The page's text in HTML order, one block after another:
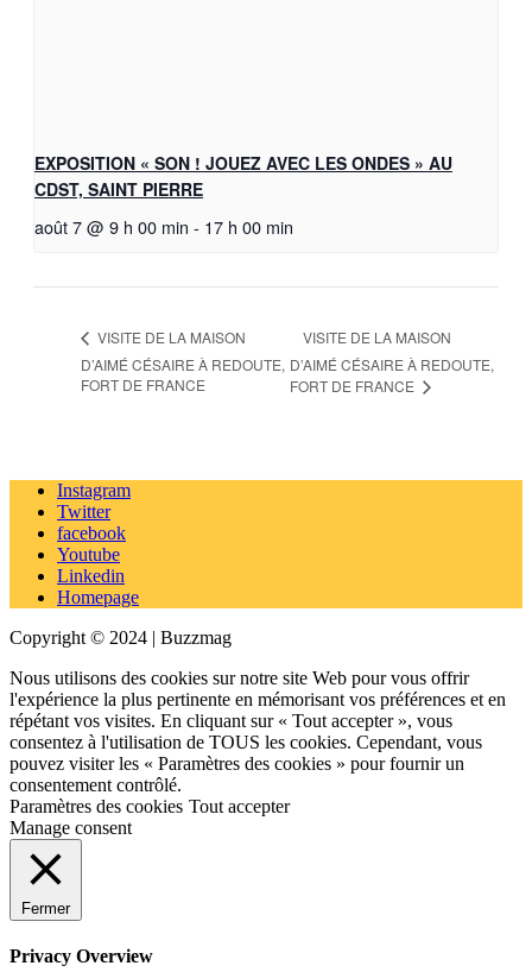
EXPOSITION « SON ! JOUEZ AVEC LES ONDES » AU
CDST, SAINT PIERRE
août 7 @ 9 h 00 min - 17 h 00 min
VISITE DE LA MAISON
D’AIMÉ CÉSAIRE À REDOUTE,
FORT DE FRANCE
VISITE DE LA MAISON
D’AIMÉ CÉSAIRE À REDOUTE,
FORT DE FRANCE
Instagram
Twitter
facebook
Youtube
Linkedin
Homepage
Copyright © 2024 | Buzzmag
Nous utilisons des cookies sur notre site Web pour vous offrir
l'expérience la plus pertinente en mémorisant vos préférences et en
répétant vos visites. En cliquant sur « Tout accepter », vous
consentez à l'utilisation de TOUS les cookies. Cependant, vous
pouvez visiter les « Paramètres des cookies » pour fournir un
consentement contrôlé.
Paramètres des cookies Tout accepter
Manage consent
Fermer
Privacy Overview